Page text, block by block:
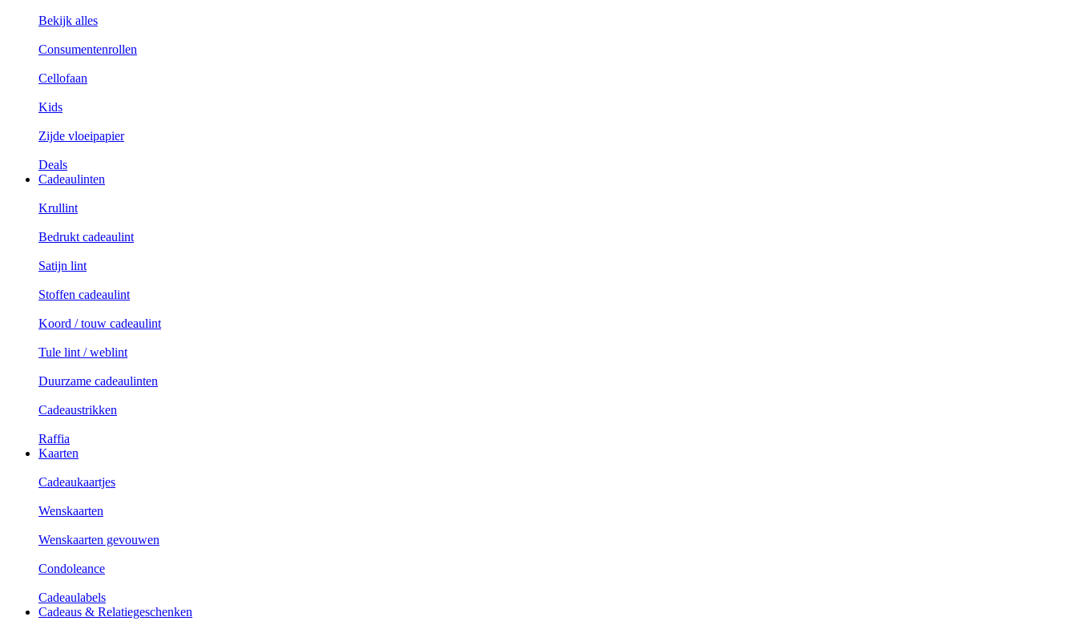
Bekijk alles
Consumentenrollen
Cellofaan
Kids
Zijde vloeipapier
Deals
Cadeaulinten
Krullint
Bedrukt cadeaulint
Satijn lint
Stoffen cadeaulint
Koord / touw cadeaulint
Tule lint / weblint
Duurzame cadeaulinten
Cadeaustrikken
Raffia
Kaarten
Cadeaukaartjes
Wenskaarten
Wenskaarten gevouwen
Condoleance
Cadeaulabels
Cadeaus & Relatiegeschenken